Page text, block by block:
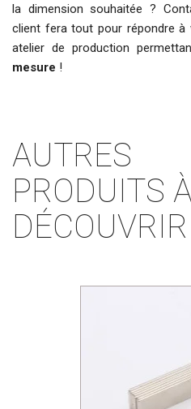
la dimension souhaitée ?
client fera tout pour répondre à
atelier de production
mesure !
AUTRES
PRODUITS À
DÉCOUVRIR